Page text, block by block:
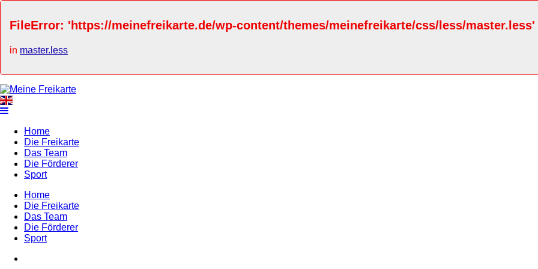
FileError: 'https://meinefreikarte.de/wp-content/themes/meinefreikarte/css/less/
in master.less
Home
Die Freikarte
Das Team
Die Förderer
Sport
Home
Die Freikarte
Das Team
Die Förderer
Sport